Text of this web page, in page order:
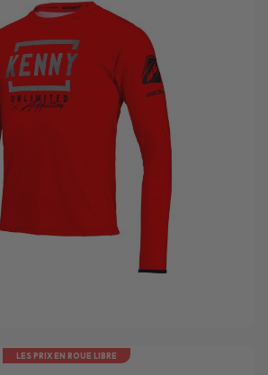
LES PRIX EN ROUE LIBRE